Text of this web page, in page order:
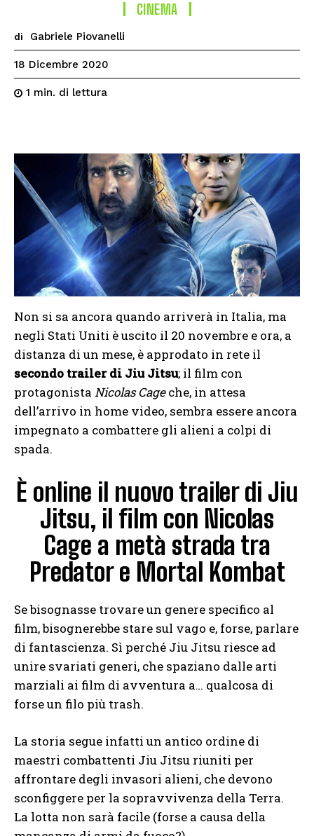
CINEMA
di Gabriele Piovanelli
18 Dicembre 2020
1 min. di lettura
Non si sa ancora quando arriverà in Italia, ma
negli Stati Uniti è uscito il 20 novembre e ora, a
distanza di un mese, è approdato in rete il
secondo trailer di Jiu Jitsu; il film con
protagonista Nicolas Cageche, in attesa
dell’arrivo in home video, sembra essere ancora
impegnato a combattere gli alieni a colpi di
spada.
È online il nuovo trailer di Jiu
Jitsu, il film con Nicolas
Cage a metà strada tra
Predator e Mortal Kombat
Se bisognasse trovare un genere specifico al
film, bisognerebbe stare sul vago e, forse, parlare
di fantascienza. Sì perché Jiu Jitsu riesce ad
unire svariati generi, che spaziano dalle arti
marziali ai film di avventura a… qualcosa di
forse un filo più trash.
La storia segue infatti un antico ordine di
maestri combattenti Jiu Jitsu riuniti per
affrontare degli invasori alieni, che devono
sconfiggere per la sopravvivenza della Terra.
La lotta non sarà facile (forse a causa della